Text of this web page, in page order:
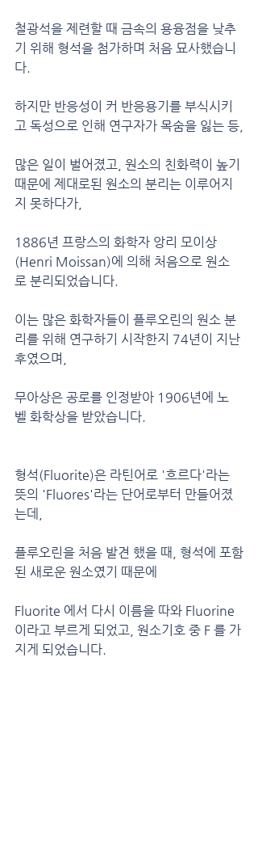
철광석을 제련할 때 금속의 용융점을 낮추
기 위해 형석을 첨가하며 처음 묘사했습니
다.
하지만 반응성이 커 반응용기를 부식시키
고 독성으로 인해 연구자가 목숨을 잃는 등,
많은 일이 벌어졌고, 원소의 친화력이 높기
때문에 제대로된 원소의 분리는 이루어지
지 못하다가,
1886년 프랑스의 화학자 앙리 모이상
(Henri Moissan)에 의해 처음으로 원소
로 분리되었습니다.
이는 많은 화학자들이 플루오린의 원소 분
리를 위해 연구하기 시작한지 74년이 지난
후였으며,
무아상은 공로를 인정받아 1906년에 노
벨 화학상을 받았습니다.
형석(Fluorite)은 라틴어로 '흐르다'라는
뜻의 'Fluores'라는 단어로부터 만들어졌
는데,
플루오린을 처음 발견 했을 때, 형석에 포함
된 새로운 원소였기 때문에
Fluorite 에서 다시 이름을 따와 Fluorine
이라고 부르게 되었고, 원소기호 중 F 를 가
지게 되었습니다.